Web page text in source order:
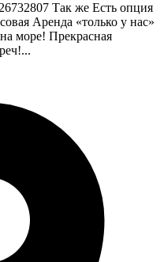
Так же Есть опция
Аренда «только у нас»
море! Прекрасная